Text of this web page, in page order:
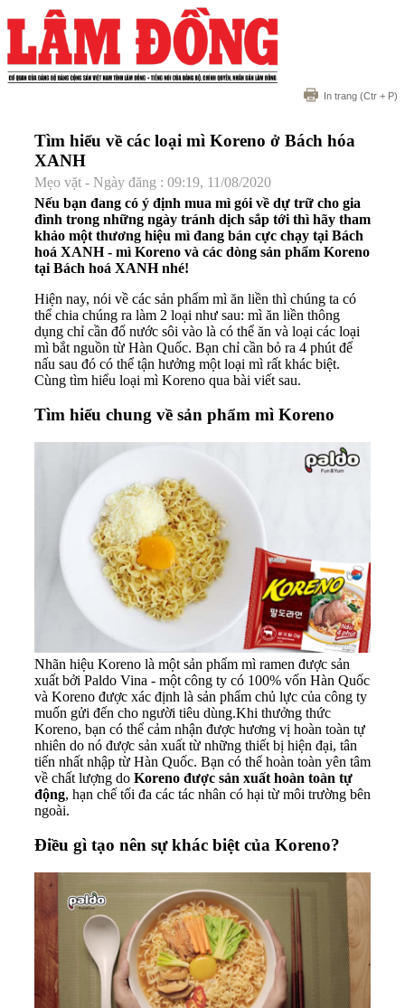
In trang (Ctr + P)
Tìm hiểu về các loại mì Koreno ở Bách hóa
XANH
Mẹo vặt - Ngày đăng : 09:19, 11/08/2020
Nếu bạn đang có ý định mua mì gói về dự trữ cho gia
đình trong những ngày tránh dịch sắp tới thì hãy tham
khảo một thương hiệu mì đang bán cực chạy tại Bách
hoá XANH - mì Koreno và các dòng sản phẩm Koreno
tại Bách hoá XANH nhé!
Hiện nay, nói về các sản phẩm mì ăn liền thì chúng ta có
thể chia chúng ra làm 2 loại như sau: mì ăn liền thông
dụng chỉ cần đổ nước sôi vào là có thể ăn và loại các loại
mì bắt nguồn từ Hàn Quốc. Bạn chỉ cần bỏ ra 4 phút để
nấu sau đó có thể tận hưởng một loại mì rất khác biệt.
Cùng tìm hiểu loại mì Koreno qua bài viết sau.
Tìm hiểu chung về sản phẩm mì Koreno
Nhãn hiệu Koreno là một sản phẩm mì ramen được sản
xuất bởi Paldo Vina - một công ty có 100% vốn Hàn Quốc
và Koreno được xác định là sản phẩm chủ lực của công ty
muốn gửi đến cho người tiêu dùng.Khi thưởng thức
Koreno, bạn có thể cảm nhận được hương vị hoàn toàn tự
nhiên do nó được sản xuất từ những thiết bị hiện đại, tân
tiến nhất nhập từ Hàn Quốc. Bạn có thể hoàn toàn yên tâm
về chất lượng do Koreno được sản xuất hoàn toàn tự
động, hạn chế tối đa các tác nhân có hại từ môi trường bên
ngoài.
Điều gì tạo nên sự khác biệt của Koreno?